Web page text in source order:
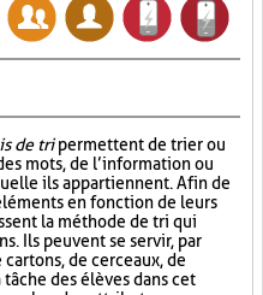
de tripermettent de trier ou
mots, de l’information ou
ils appartiennent. Afin de
en fonction de leurs
la méthode de tri qui
Ils peuvent se servir, par
de cerceaux, de
des élèves dans cet